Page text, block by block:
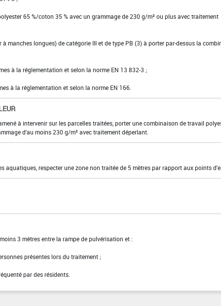
65 %/coton 35 % avec un grammage de 230 g/m² ou plus avec traitement
manches longues) de catégorie III et de type PB (3) à porter par-dessus la
à la réglementation et selon la norme EN 13 832-3 ;
à la réglementation et selon la norme EN 166.
à intervenir sur les parcelles traitées, porter une combinaison de travail
d'au moins 230 g/m² avec traitement déperlant.
aquatiques, respecter une zone non traitée de 5 mètres par rapport aux points
3 mètres entre la rampe de pulvérisation et :
présentes lors du traitement ;
par des résidents.